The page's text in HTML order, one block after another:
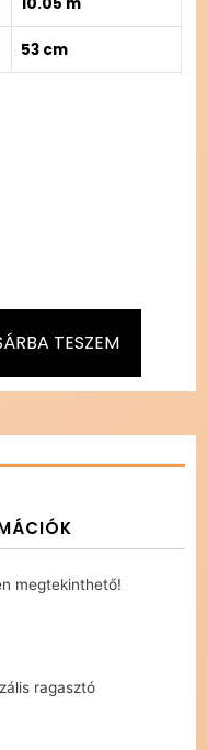
53 cm
TESZEM
megtekinthető!
ragasztó